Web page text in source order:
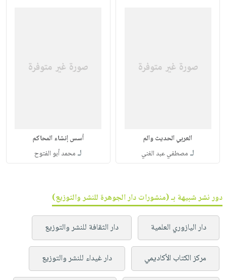
العربي الحديث والم
لـ مصطفي عبد الغني
أسس إنشاء المحاكم
لـ محمد أبو الفتوح
دور نشر شبيهة بـ (منشورات دار الجوهرة للنشر والتوزيع)
دار اليازوري العلمية دار الثقافة للنشر والتوزيع
مركز الكتاب الأكاديمي دار غيداء للنشر والتوزيع